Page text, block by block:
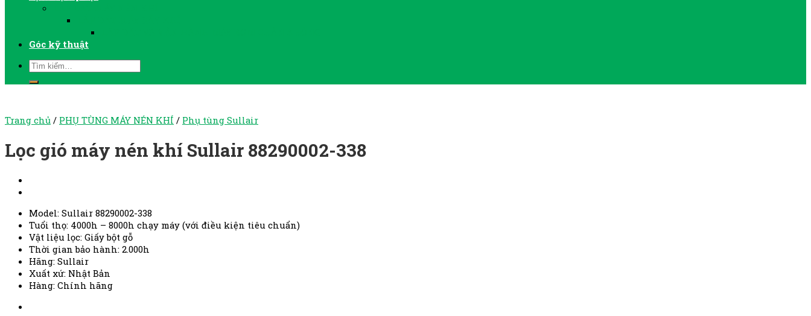
Góc kỹ thuật
Trang chủ / PHỤ TÙNG MÁY NÉN KHÍ / Phụ tùng Sullair
Lọc gió máy nén khí Sullair 88290002-338
Model: Sullair 88290002-338
Tuổi thọ: 4000h – 8000h chạy máy (với điều kiện tiêu chuẩn)
Vật liệu lọc: Giấy bột gỗ
Thời gian bảo hành: 2.000h
Hãng: Sullair
Xuất xứ: Nhật Bản
Hàng: Chính hãng